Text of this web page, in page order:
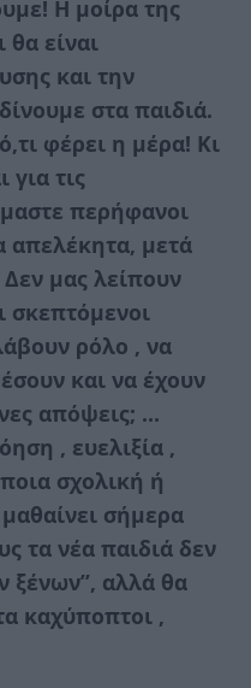
Η μοίρα της
θα είναι
και την
στα παιδιά.
φέρει η μέρα! Κι
τις
περήφανοι
απελέκητα, μετά
μας λείπουν
σκεπτόμενοι
ρόλο , να
και να έχουν
απόψεις; …
, ευελιξία ,
σχολική ή
σήμερα
τα νέα παιδιά δεν
ξένων”, αλλά θα
καχύποπτοι ,